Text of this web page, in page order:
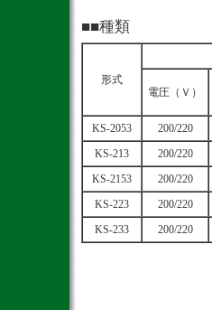
■■種類
形式
電圧（Ｖ）
KS-2053
200/220
KS-213
200/220
KS-2153
200/220
KS-223
200/220
KS-233
200/220